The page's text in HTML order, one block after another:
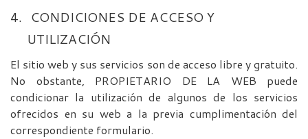
4. CONDICIONES DE ACCESO Y
UTILIZACIÓN
El sitio web y sus servicios son de acceso libre y gratuito.
No obstante, PROPIETARIO DE LA WEB puede
condicionar la utilización de algunos de los servicios
ofrecidos en su web a la previa cumplimentación del
correspondiente formulario.